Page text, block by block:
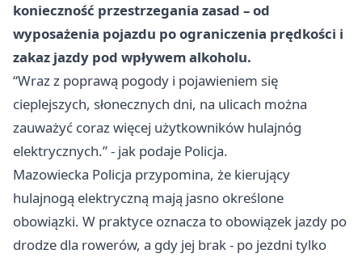
konieczność przestrzegania zasad – od
wyposażenia pojazdu po ograniczenia prędkości i
zakaz jazdy pod wpływem alkoholu.
“Wraz z poprawą pogody i pojawieniem się
cieplejszych, słonecznych dni, na ulicach można
zauważyć coraz więcej użytkowników hulajnóg
elektrycznych.” - jak podaje Policja.
Mazowiecka Policja przypomina, że kierujący
hulajnogą elektryczną mają jasno określone
obowiązki. W praktyce oznacza to obowiązek jazdy po
drodze dla rowerów, a gdy jej brak - po jezdni tylko